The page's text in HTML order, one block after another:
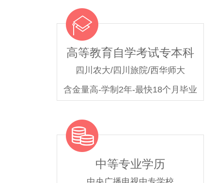
高等教育自学考试专本科
四川农大/四川旅院/西华师大
含金量高-学制2年-最快18个月毕业
中等专业学历